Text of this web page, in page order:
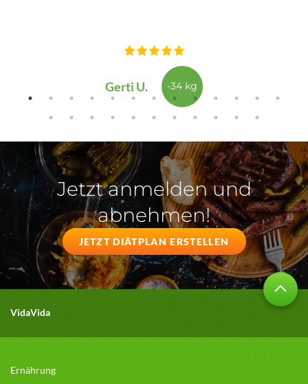
Gerti U. -34 kg
Jetzt anmelden und
abnehmen!
JETZT DIÄTPLAN ERSTELLEN
VidaVida
Ernährung